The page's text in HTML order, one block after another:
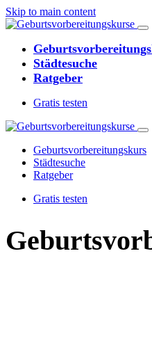
Skip to main content
Städtesuche
Ratgeber
Gratis testen
Geburtsvorbereitungskurs
Städtesuche
Ratgeber
Gratis testen